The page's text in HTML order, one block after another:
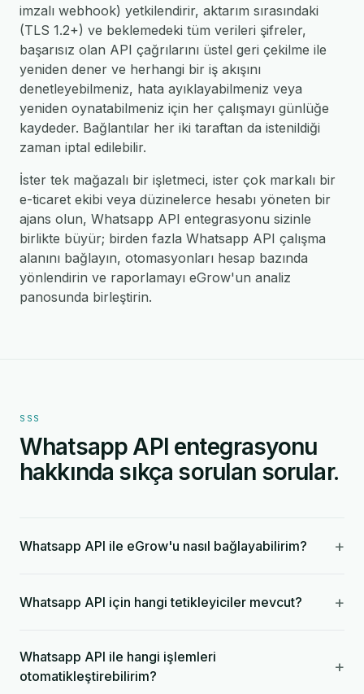
imzalı webhook) yetkilendirir, aktarım sırasındaki
(TLS 1.2+) ve beklemedeki tüm verileri şifreler,
başarısız olan API çağrılarını üstel geri çekilme ile
yeniden dener ve herhangi bir iş akışını
denetleyebilmeniz, hata ayıklayabilmeniz veya
yeniden oynatabilmeniz için her çalışmayı günlüğe
kaydeder. Bağlantılar her iki taraftan da istenildiği
zaman iptal edilebilir.
İster tek mağazalı bir işletmeci, ister çok markalı bir
e-ticaret ekibi veya düzinelerce hesabı yöneten bir
ajans olun, Whatsapp API entegrasyonu sizinle
birlikte büyür; birden fazla Whatsapp API çalışma
alanını bağlayın, otomasyonları hesap bazında
yönlendirin ve raporlamayı eGrow'un analiz
panosunda birleştirin.
SSS
Whatsapp API entegrasyonu
hakkında sıkça sorulan sorular.
Whatsapp API ile eGrow'u nasıl bağlayabilirim? +
Whatsapp API için hangi tetikleyiciler mevcut? +
Whatsapp API ile hangi işlemleri
otomatikleştirebilirim?
+